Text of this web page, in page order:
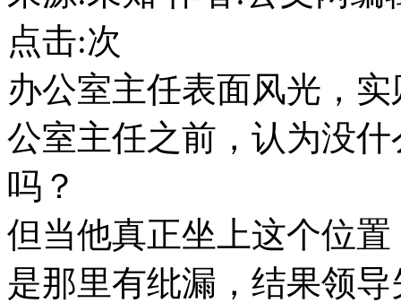
点击:次
办公室主任表面风光，
公室主任之前，认为没
吗？
但当他真正坐上这个位
是那里有纰漏，结果领